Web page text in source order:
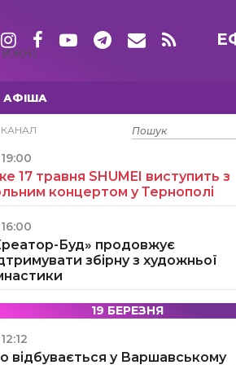
АФІША
15 ТРАВНЯ
19:00
17 травня SHUMEI виступить з
концертом у Тернополі
16:00
Буд» продовжує
збірну з художньої
19 БЕРЕЗНЯ
12:12
відбувається у Варшавському